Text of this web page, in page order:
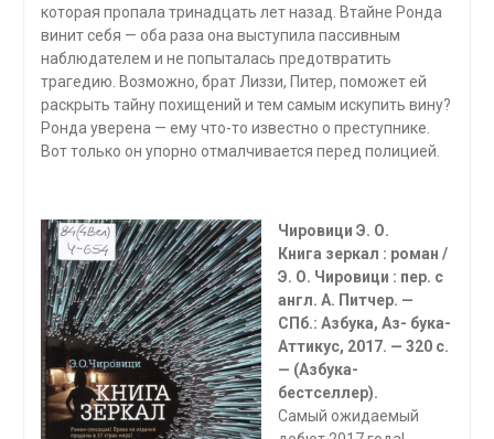
которая пропала тринадцать лет назад. Втайне Ронда
винит себя — оба раза она выступила пассивным
наблюдателем и не попыталась предотвратить
трагедию. Возможно, брат Лиззи, Питер, поможет ей
раскрыть тайну похищений и тем самым искупить вину?
Ронда уверена — ему что-то известно о преступнике.
Вот только он упорно отмалчивается перед полицией.
Чировици Э. О.
Книга зеркал : роман /
Э. О. Чировици : пер. с
англ. А. Питчер. —
СПб.: Азбука, Аз- бука-
Аттикус, 2017. — 320 с.
— (Азбука-
бестселлер).
Самый ожидаемый